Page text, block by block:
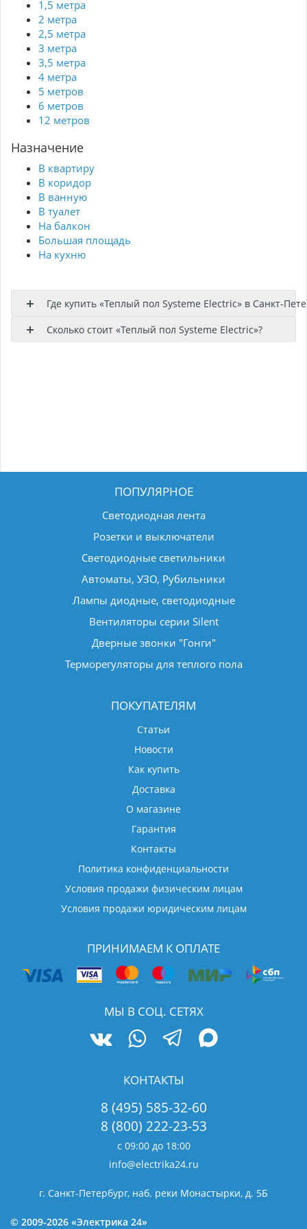
1,5 метра
2 метра
2,5 метра
3 метра
3,5 метра
4 метра
5 метров
6 метров
12 метров
Назначение
В квартиру
В коридор
В ванную
В туалет
На балкон
Большая площадь
На кухню
Где купить «Теплый пол Systeme Electric» в Санкт-
Сколько стоит «Теплый пол Systeme Electric»?
ПОПУЛЯРНОЕ
Светодиодная лента
Розетки и выключатели
Светодиодные светильники
Автоматы, УЗО, Рубильники
Лампы диодные, светодиодные
Вентиляторы серии Silent
Дверные звонки "Гонги"
Терморегуляторы для теплого пола
ПОКУПАТЕЛЯМ
Статьи
Новости
Как купить
Доставка
О магазине
Гарантия
Контакты
Политика конфиденциальности
Условия продажи физическим лицам
Условия продажи юридическим лицам
ПРИНИМАЕМ К ОПЛАТЕ
МЫ В СОЦ. СЕТЯХ
КОНТАКТЫ
8 (495) 585-32-60
8 (800) 222-23-53
с 09:00 до 18:00
info@electrika24.ru
г. Санкт-Петербург, наб. реки Монастырки, д. 5Б
© 2009-2026 «Электрика 24»